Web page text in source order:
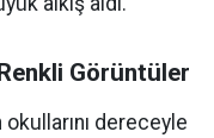
Görüntüler
okullarını dereceyle